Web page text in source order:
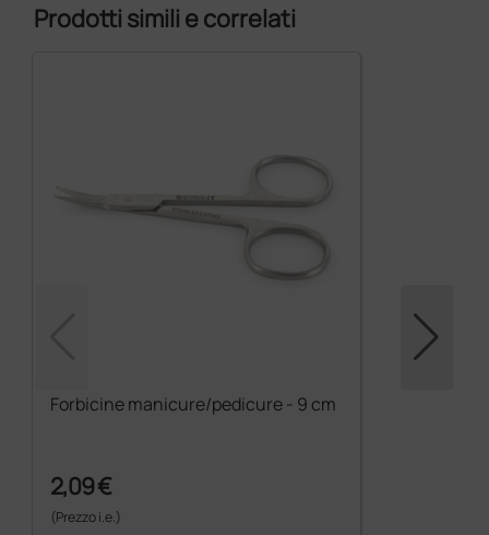
Prodotti simili e correlati
Forbicine manicure/pedicure - 9 cm
2,09 €
(Prezzo i.e.)